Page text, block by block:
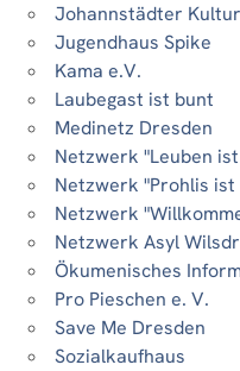
Johannstädter
Jugendhaus Spike
Kama e.V.
Laubegast ist bunt
Medinetz Dresden
Netzwerk "Leuben
Netzwerk "Prohlis ist
Netzwerk
Netzwerk Asyl
Ökumenisches
Pro Pieschen e. V.
Save Me Dresden
Sozialkaufhaus